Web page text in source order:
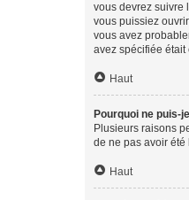
vous devrez suivre
vous puissiez
vous avez
avez spécifiée était
Haut
Pourquoi ne puis-
Plusieurs raisons
de ne pas avoir été
Haut